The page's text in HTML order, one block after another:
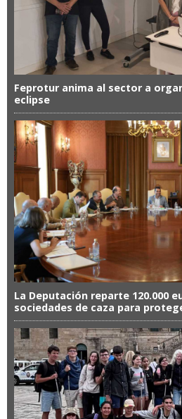
Feprotur anima al sector a
eclipse
La Deputación reparte 120.000
sociedades de caza para